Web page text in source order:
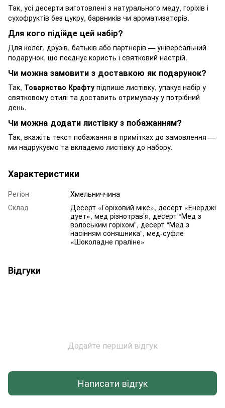
Так, усі десерти виготовлені з натурального меду, горіхів і
сухофруктів без цукру, барвників чи ароматизаторів.
Для кого підійде цей набір?
Для колег, друзів, батьків або партнерів — універсальний
подарунок, що поєднує користь і святковий настрій.
Чи можна замовити з доставкою як подарунок?
Так, Товариство Крафту підпише листівку, упакує набір у
святковому стилі та доставить отримувачу у потрібний
день.
Чи можна додати листівку з побажанням?
Так, вкажіть текст побажання в примітках до замовлення —
ми надрукуємо та вкладемо листівку до набору.
Характеристики
Регіон
Хмельниччина
Склад
Десерт «Горіховий мікс», десерт «Енерджі
дует», мед різнотрав’я, десерт “Мед з
волоським горіхом”, десерт “Мед з
насінням соняшника”, мед-суфле
«Шоколадне праліне»
Відгуки
Додайте перший відгук
Написати відгук